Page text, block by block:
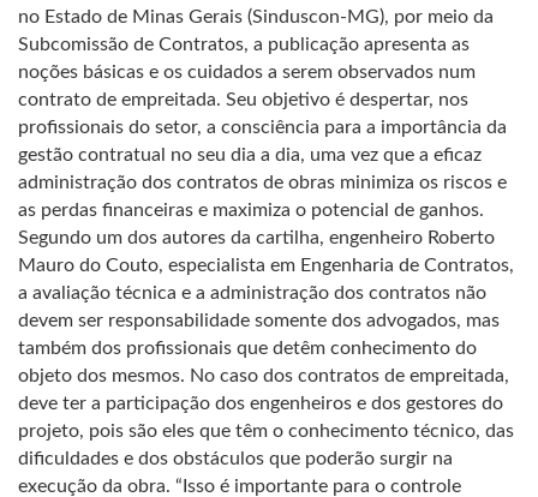
no Estado de Minas Gerais (Sinduscon-MG), por meio da
Subcomissão de Contratos, a publicação apresenta as
noções básicas e os cuidados a serem observados num
contrato de empreitada. Seu objetivo é despertar, nos
profissionais do setor, a consciência para a importância da
gestão contratual no seu dia a dia, uma vez que a eficaz
administração dos contratos de obras minimiza os riscos e
as perdas financeiras e maximiza o potencial de ganhos.
Segundo um dos autores da cartilha, engenheiro Roberto
Mauro do Couto, especialista em Engenharia de Contratos,
a avaliação técnica e a administração dos contratos não
devem ser responsabilidade somente dos advogados, mas
também dos profissionais que detêm conhecimento do
objeto dos mesmos. No caso dos contratos de empreitada,
deve ter a participação dos engenheiros e dos gestores do
projeto, pois são eles que têm o conhecimento técnico, das
dificuldades e dos obstáculos que poderão surgir na
execução da obra. “Isso é importante para o controle